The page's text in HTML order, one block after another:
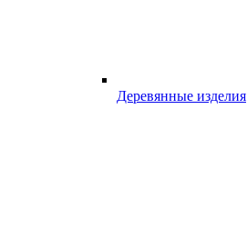
Деревянные изделия